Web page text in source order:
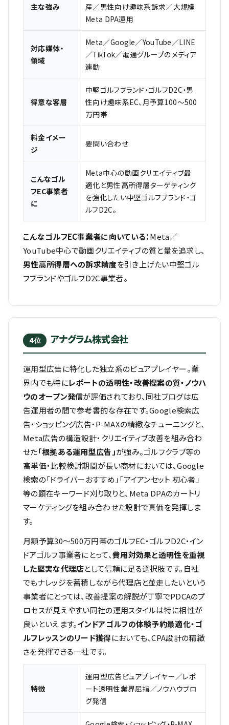
主な強み
産／男性向け趣味系訴求／大規模
Meta DPA運用
対応媒体・
領域
Meta／Google／YouTube／LINE
／TikTok／電通グループのメディア
連動
得意な客層
中堅ゴルフブランド・ゴルフD2C・男
性向け趣味系EC、月予算100〜500
万円帯
料金イメー
ジ
要問い合わせ
こんなゴル
フEC事業者
に
Meta中心の動画クリエイティブ最
適化と男性高所得層ターゲティング
を強化したい中堅ゴルフブランド・ゴ
ルフD2C。
こんなゴルフEC事業者に向いている：Meta／
YouTube中心で動画クリエイティブの質と量を追求し、
男性高所得層への訴求精度を引き上げたい中堅ゴル
フブランドやゴルフD2C事業者。
4位 アナグラム株式会社
運用型広告に特化した独立系のピュアプレイヤー。業
界内でも特にレポートの透明性・改善提案の質・ノウハ
ウのオープン発信が評価されており、同社ブログは広
告運用者の間で参考書的な存在です。Google検索広
告・ショッピング広告・P-MAXの精緻なチューニングと、
Meta広告の構造設計・クリエイティブ改善を組み合わ
せた「根拠ある運用型広告」が強み。ゴルフクラブ等の
高単価・比較検討期間が長い商材においては、Google
検索の「ドライバーおすすめ」「アイアンセット 初心者」
等の顕在キーワード刈り取りと、Meta DPAのカートリ
マーケティングを組み合わせた設計で真価を発揮しま
す。
月額予算30〜500万円帯のゴルフEC・ゴルフD2C・イン
ドアゴルフ事業者にとって、費用対効果と透明性を重視
した堅実な代理店として信頼に足る選択肢です。自社
でもナレッジを蓄積しながら代理店と並走したいという
事業者にとっては、改善提案の解説が丁寧でPDCAのプ
ロセスが見えやすい同社の運用スタイルは特に相性が
良いといえます。インドアゴルフの体験予約最適化・ゴ
ルフレッスンのリード獲得においても、CPA設計の精緻
さを発揮できる一社です。
特徴
運用型広告ピュアプレイヤー／レポ
ート透明性業界屈指／ノウハウブロ
グ発信